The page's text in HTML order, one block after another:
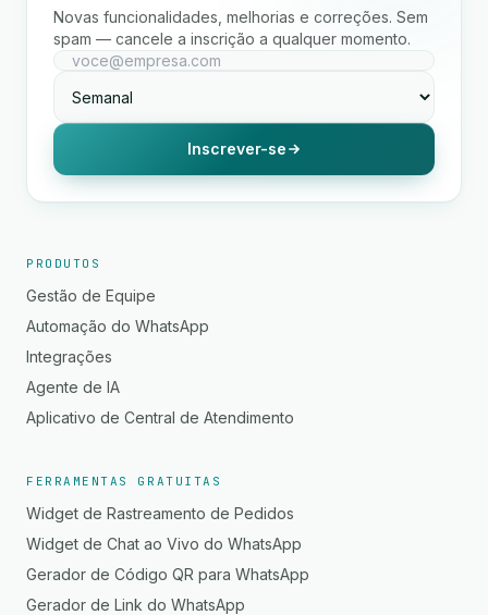
Novas funcionalidades, melhorias e correções. Sem
spam — cancele a inscrição a qualquer momento.
Inscrever-se
PRODUTOS
Gestão de Equipe
Automação do WhatsApp
Integrações
Agente de IA
Aplicativo de Central de Atendimento
FERRAMENTAS GRATUITAS
Widget de Rastreamento de Pedidos
Widget de Chat ao Vivo do WhatsApp
Gerador de Código QR para WhatsApp
Gerador de Link do WhatsApp